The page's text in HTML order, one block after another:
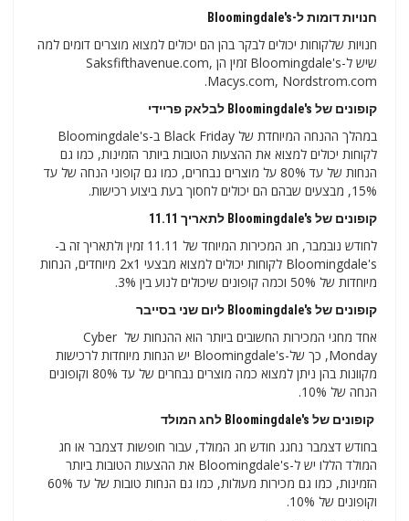
חנויות דומות ל-Bloomingdale's
חנויות שלקוחות יכולים לבקר בהן הם יכולים למצוא מוצרים דומים למה
שיש ל-Bloomingdale's זמין הן Saksfifthavenue.com,
Macys.com, Nordstrom.com.
קופונים של Bloomingdale's לבלאק פריידי
במהלך ההנחה המיוחדת של Black Friday ב-Bloomingdale's
לקוחות יכולים למצוא את ההצעות הטובות ביותר הזמינות, כמו גם
הנחות של עד 80% על מוצרים נבחרים, כמו גם קופוני הנחה של עד
15%, מבצעים שבהם הם יכולים לחסוך בעת ביצוע רכישות.
קופונים של Bloomingdale's לתאריך 11.11
לחודש נובמבר, חג המכירות המיוחד של 11.11 זמין ולתאריך זה ב-
Bloomingdale's לקוחות יכולים למצוא מבצעי 2x1 מיוחדים, הנחות
מיוחדות של 50% וכמה קופונים שיכולים לנוע בין 3%.
קופונים של Bloomingdale's ליום שני בסייבר
אחד מחגי המכירות החשובים ביותר הוא ההנחות של Cyber ​​​​
Monday, כך של-Bloomingdale's יש הנחות מיוחדות לרכישות
מקוונות בהן ניתן למצוא כמה מוצרים נבחרים של עד 80% וקופונים
הנחה של 10%.
קופונים של Bloomingdale's לחג המולד
בחודש דצמבר נחגג חודש חג המולד, עבור חופשות דצמבר או חג
המולד הללו יש ל-Bloomingdale's את ההצעות הטובות ביותר
הזמינות, כמו גם מכירות מעולות, כמו גם הנחות טובות של עד 60%
וקופונים של 10%.